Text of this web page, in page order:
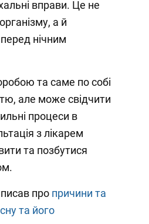
вправи. Це не
а й
нічним
та саме по собі
але може свідчити
процеси в
з лікарем
та позбутися
про причини та
та його